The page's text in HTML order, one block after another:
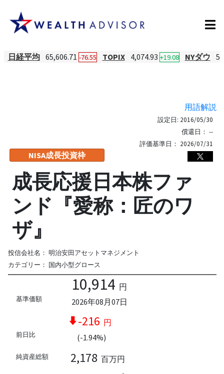
日経平均 65,606.71 -76.55 TOPIX 4,074.93 +19.08 NYダウ
用語解説
NISA成長投資枠
設定日: 2016/05/30
償還日： --
評価基準日： 2026/07/31
成長応援日本株ファ
ンド『愛称：匠のワ
ザ』
投信会社名： 明治安田アセットマネジメント
カテゴリー： 国内小型グロース
基準価額
10,914 円
2026年08月07日
前日比
-216 円
(-1.94%)
純資産総額 2,178 百万円